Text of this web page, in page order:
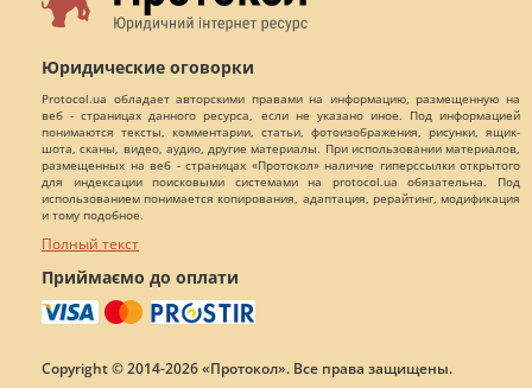
Юридические оговорки
Protocol.ua обладает авторскими правами на информацию, размещенную на
веб - страницах данного ресурса, если не указано иное. Под информацией
понимаются тексты, комментарии, статьи, фотоизображения, рисунки, ящик-
шота, сканы, видео, аудио, другие материалы. При использовании материалов,
размещенных на веб - страницах «Протокол» наличие гиперссылки открытого
для индексации поисковыми системами на protocol.ua обязательна. Под
использованием понимается копирования, адаптация, рерайтинг, модификация
и тому подобное.
Полный текст
Приймаємо до оплати
Copyright © 2014-2026 «Протокол». Все права защищены.